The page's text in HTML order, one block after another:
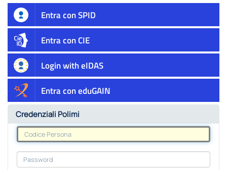
Entra con SPID
Entra con CIE
Login with eIDAS
Entra con eduGAIN
Credenziali Polimi